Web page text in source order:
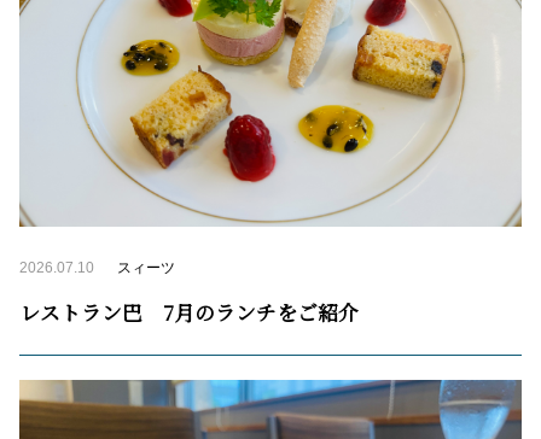
2026.07.10 スィーツ
レストラン巴 7月のランチをご紹介